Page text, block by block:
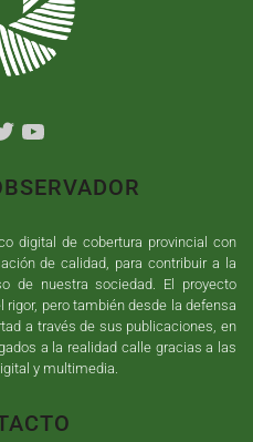
digital de cobertura provincial con
de calidad, para contribuir a la
de nuestra sociedad. El proyecto
pero también desde la defensa
a través de sus publicaciones, en
a la realidad calle gracias a las
y multimedia.